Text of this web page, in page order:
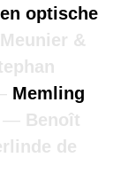
optische
&
Memling
Benoît
de